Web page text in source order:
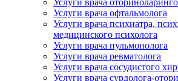
Услуги врача
Услуги врача офтальмолога
Услуги врача психиатра,
медицинского психолога
Услуги врача пульмонолога
Услуги врача ревматолога
Услуги врача сосудистого
Услуги врача сурдолога-